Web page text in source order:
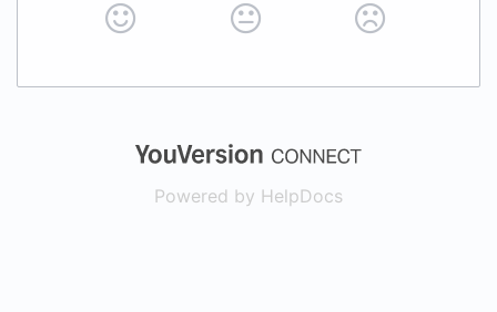
(opens in a
Powered by HelpDocs